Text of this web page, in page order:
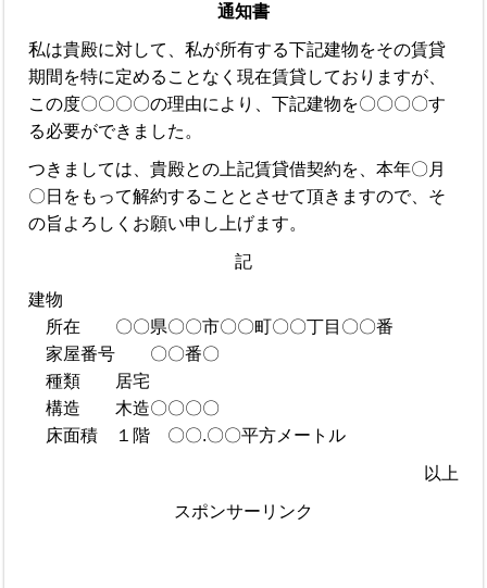
通知書
私は貴殿に対して、私が所有する下記建物をその賃貸
期間を特に定めることなく現在賃貸しておりますが、
この度〇〇〇〇の理由により、下記建物を〇〇〇〇す
る必要ができました。
つきましては、貴殿との上記賃貸借契約を、本年〇月
〇日をもって解約することとさせて頂きますので、そ
の旨よろしくお願い申し上げます。
記
建物
所在 〇〇県〇〇市〇〇町〇〇丁目〇〇番
家屋番号 〇〇番〇
種類 居宅
構造 木造〇〇〇〇
床面積 １階 〇〇.〇〇平方メートル
以上
スポンサーリンク